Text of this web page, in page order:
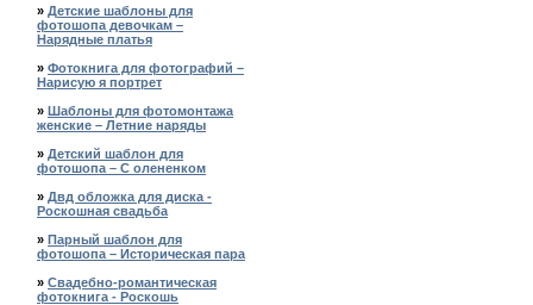
» Детские шаблоны для
фотошопа девочкам –
Нарядные платья
» Фотокнига для фотографий –
Нарисую я портрет
» Шаблоны для фотомонтажа
женские – Летние наряды
» Детский шаблон для
фотошопа – С олененком
» Двд обложка для диска -
Роскошная свадьба
» Парный шаблон для
фотошопа – Историческая пара
» Свадебно-романтическая
фотокнига - Роскошь